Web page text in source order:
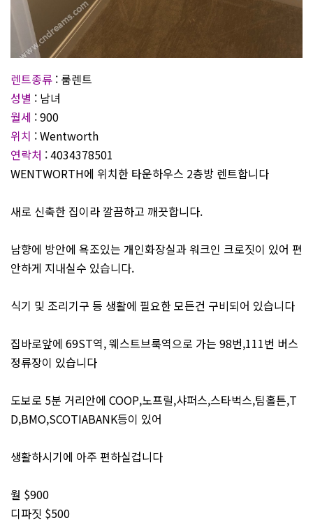
렌트종류 : 룸렌트
성별 : 남녀
월세 : 900
위치 : Wentworth
연락처 : 4034378501
WENTWORTH에 위치한 타운하우스 2층방 렌트합니다
새로 신축한 집이라 깔끔하고 깨끗합니다.
남향에 방안에 욕조있는 개인화장실과 워크인 크로짓이 있어 편
안하게 지내실수 있습니다.
식기 및 조리기구 등 생활에 필요한 모든건 구비되어 있습니다
집바로앞에 69ST역, 웨스트브룩역으로 가는 98번,111번 버스
정류장이 있습니다
도보로 5분 거리안에 COOP,노프릴,샤퍼스,스타벅스,팀홀튼,T
D,BMO,SCOTIABANK등이 있어
생활하시기에 아주 편하실겁니다
월 $900
디파짓 $500